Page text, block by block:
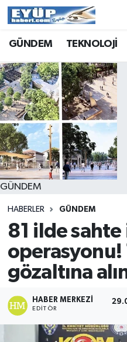
GÜNDEM TEKNOLOJİ
GÜNDEM
HABERLER GÜNDEM
81 ilde sahte
operasyonu!
gözaltına
HABER MERKEZI
EDITÖR